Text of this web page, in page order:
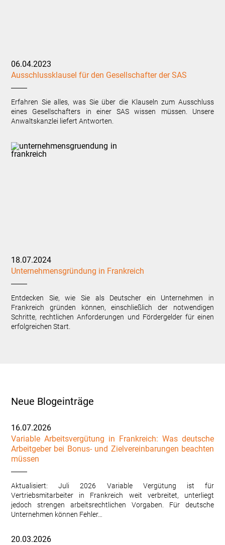
06.04.2023
Ausschlussklausel für den Gesellschafter der SAS
Erfahren Sie alles, was Sie über die Klauseln zum Ausschluss
eines Gesellschafters in einer SAS wissen müssen. Unsere
Anwaltskanzlei liefert Antworten.
18.07.2024
Unternehmensgründung in Frankreich
Entdecken Sie, wie Sie als Deutscher ein Unternehmen in
Frankreich gründen können, einschließlich der notwendigen
Schritte, rechtlichen Anforderungen und Fördergelder für einen
erfolgreichen Start.
Neue Blogeinträge
16.07.2026
Variable Arbeitsvergütung in Frankreich: Was deutsche
Arbeitgeber bei Bonus- und Zielvereinbarungen beachten
müssen
Aktualisiert: Juli 2026 Variable Vergütung ist für
Vertriebsmitarbeiter in Frankreich weit verbreitet, unterliegt
jedoch strengen arbeitsrechtlichen Vorgaben. Für deutsche
Unternehmen können Fehler…
20.03.2026